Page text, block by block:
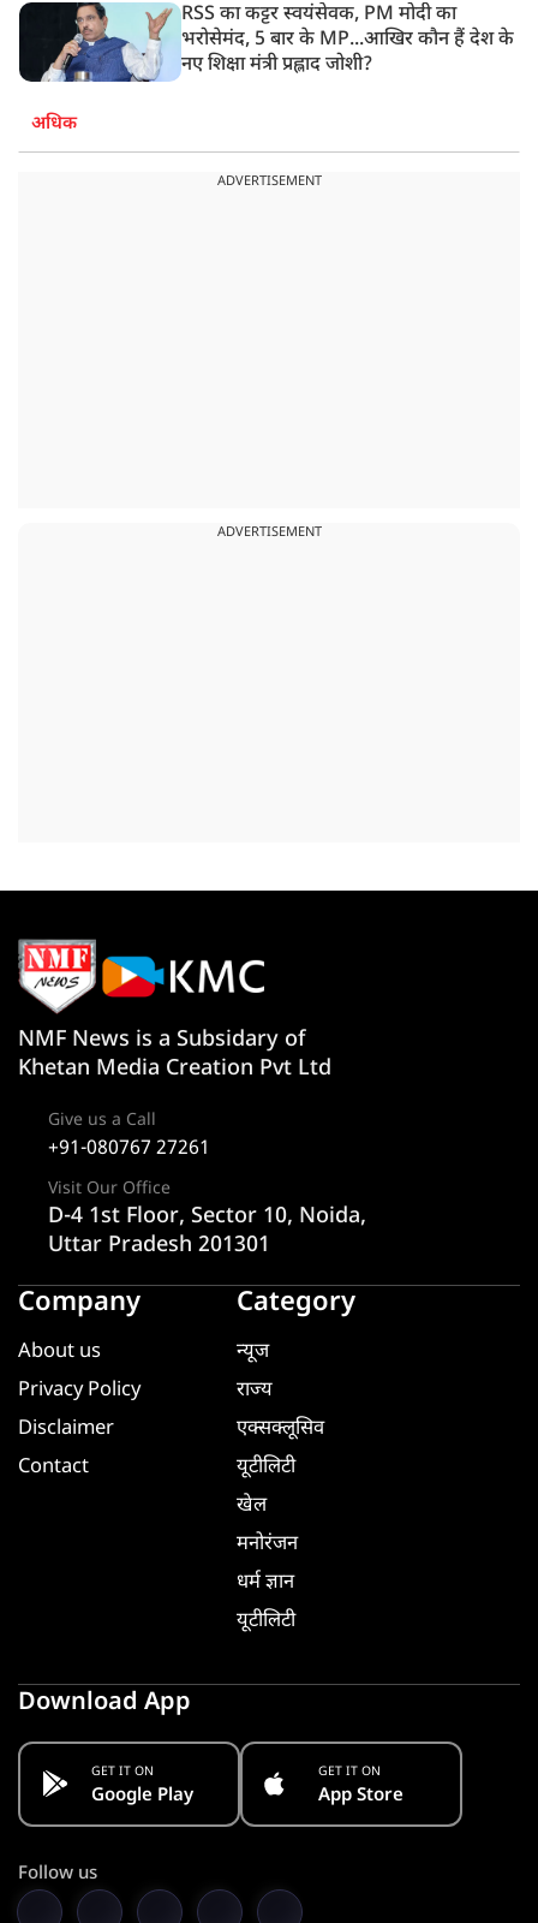
RSS का कट्टर स्वयंसेवक, PM मोदी का
भरोसेमंद, 5 बार के MP...आखिर कौन हैं देश के
नए शिक्षा मंत्री प्रह्लाद जोशी?
अधिक
ADVERTISEMENT
ADVERTISEMENT
NMF News is a Subsidary of
Khetan Media Creation Pvt Ltd
Give us a Call
+91-080767 27261
Visit Our Office
D-4 1st Floor, Sector 10, Noida,
Uttar Pradesh 201301
Company
About us
Privacy Policy
Disclaimer
Contact
Category
न्यूज
राज्य
एक्सक्लूसिव
यूटीलिटी
खेल
मनोरंजन
धर्म ज्ञान
यूटीलिटी
Download App
GET IT ON
Google Play
GET IT ON
App Store
Follow us